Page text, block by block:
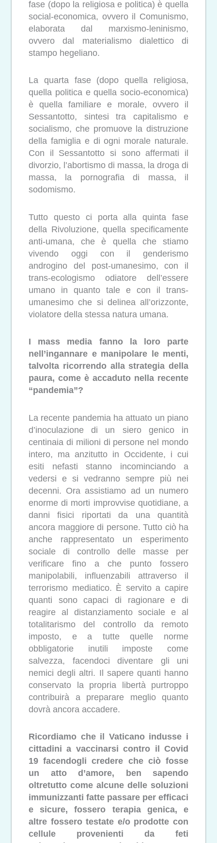
fase (dopo la religiosa e politica) è quella
social-economica, ovvero il Comunismo,
elaborata dal marxismo-leninismo,
ovvero dal materialismo dialettico di
stampo hegeliano.
La quarta fase (dopo quella religiosa,
quella politica e quella socio-economica)
è quella familiare e morale, ovvero il
Sessantotto, sintesi tra capitalismo e
socialismo, che promuove la distruzione
della famiglia e di ogni morale naturale.
Con il Sessantotto si sono affermati il
divorzio, l’abortismo di massa, la droga di
massa, la pornografia di massa, il
sodomismo.
Tutto questo ci porta alla quinta fase
della Rivoluzione, quella specificamente
anti-umana, che è quella che stiamo
vivendo oggi con il genderismo
androgino del post-umanesimo, con il
trans-ecologismo odiatore dell’essere
umano in quanto tale e con il trans-
umanesimo che si delinea all’orizzonte,
violatore della stessa natura umana.
I mass media fanno la loro parte
nell’ingannare e manipolare le menti,
talvolta ricorrendo alla strategia della
paura, come è accaduto nella recente
“pandemia”?
La recente pandemia ha attuato un piano
d’inoculazione di un siero genico in
centinaia di milioni di persone nel mondo
intero, ma anzitutto in Occidente, i cui
esiti nefasti stanno incominciando a
vedersi e si vedranno sempre più nei
decenni. Ora assistiamo ad un numero
enorme di morti improvvise quotidiane, a
danni fisici riportati da una quantità
ancora maggiore di persone. Tutto ciò ha
anche rappresentato un esperimento
sociale di controllo delle masse per
verificare fino a che punto fossero
manipolabili, influenzabili attraverso il
terrorismo mediatico. È servito a capire
quanti sono capaci di ragionare e di
reagire al distanziamento sociale e al
totalitarismo del controllo da remoto
imposto, e a tutte quelle norme
obbligatorie inutili imposte come
salvezza, facendoci diventare gli uni
nemici degli altri. Il sapere quanti hanno
conservato la propria libertà purtroppo
contribuirà a preparare meglio quanto
dovrà ancora accadere.
Ricordiamo che il Vaticano indusse i
cittadini a vaccinarsi contro il Covid
19 facendogli credere che ciò fosse
un atto d’amore, ben sapendo
oltretutto come alcune delle soluzioni
immunizzanti fatte passare per efficaci
e sicure, fossero terapia genica, e
altre fossero testate e/o prodotte con
cellule provenienti da feti